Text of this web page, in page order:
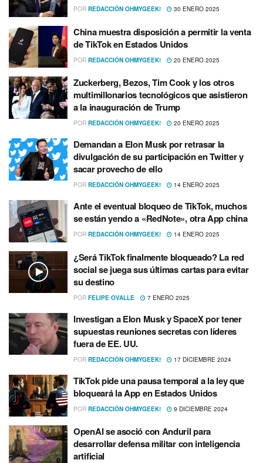
POR REDACCIÓN OHMYGEEK! 30 ENERO 2025
China muestra disposición a permitir la venta
de TikTok en Estados Unidos
POR REDACCIÓN OHMYGEEK! 20 ENERO 2025
Zuckerberg, Bezos, Tim Cook y los otros
multimillonarios tecnológicos que asistieron
a la inauguración de Trump
POR REDACCIÓN OHMYGEEK! 20 ENERO 2025
Demandan a Elon Musk por retrasar la
divulgación de su participación en Twitter y
sacar provecho de ello
POR REDACCIÓN OHMYGEEK! 14 ENERO 2025
Ante el eventual bloqueo de TikTok, muchos
se están yendo a «RedNote», otra App china
POR REDACCIÓN OHMYGEEK! 14 ENERO 2025
¿Será TikTok finalmente bloqueado? La red
social se juega sus últimas cartas para evitar
su destino
POR FELIPE OVALLE 7 ENERO 2025
Investigan a Elon Musk y SpaceX por tener
supuestas reuniones secretas con líderes
fuera de EE. UU.
POR REDACCIÓN OHMYGEEK! 17 DICIEMBRE 2024
TikTok pide una pausa temporal a la ley que
bloqueará la App en Estados Unidos
POR REDACCIÓN OHMYGEEK! 9 DICIEMBRE 2024
OpenAI se asoció con Anduril para
desarrollar defensa militar con inteligencia
artificial